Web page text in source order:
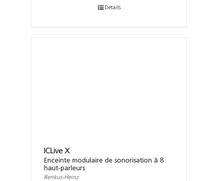
Détails
ICLive X
Enceinte modulaire de sonorisation à 8
haut-parleurs
Renkus-Heinz